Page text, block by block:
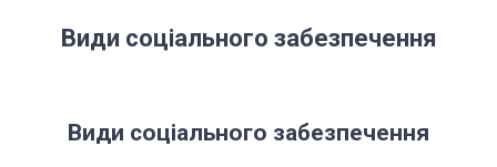
Види соціального забезпечення
Види соціального забезпечення